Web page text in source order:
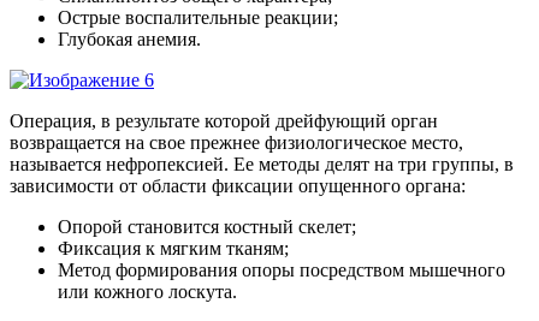
Острые воспалительные реакции;
Глубокая анемия.
Операция, в результате которой дрейфующий орган
возвращается на свое прежнее физиологическое место,
называется нефропексией. Ее методы делят на три группы, в
зависимости от области фиксации опущенного органа:
Опорой становится костный скелет;
Фиксация к мягким тканям;
Метод формирования опоры посредством мышечного
или кожного лоскута.